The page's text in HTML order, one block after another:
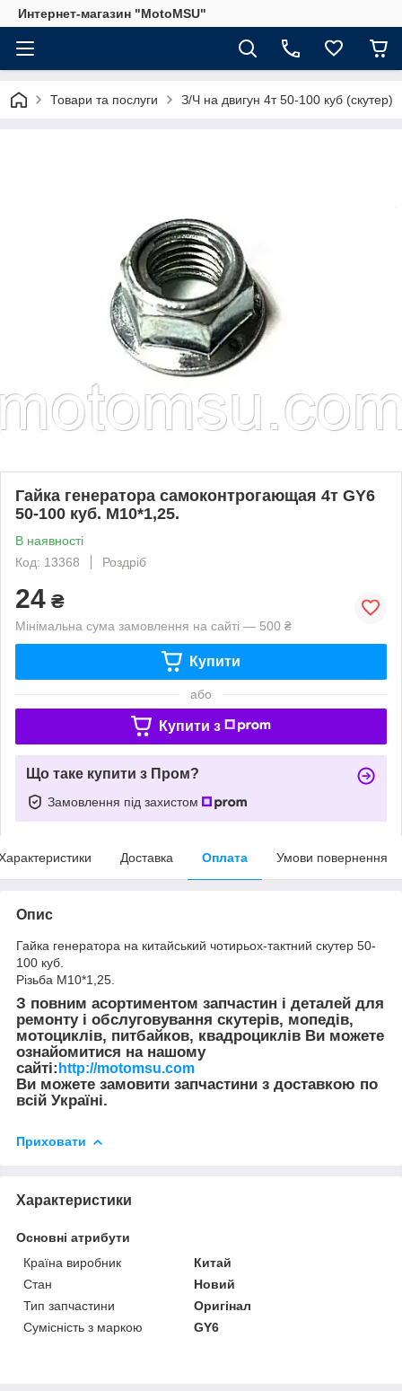
Интернет-магазин "MotoMSU"
Товари та послуги З/Ч на двигун 4т 50-100 куб (скутер)
Гайка генератора самоконтрогающая 4т GY6
50-100 куб. М10*1,25.
В наявності
Код: 13368
Роздріб
24 ₴
Мінімальна сума замовлення на сайті — 500 ₴
Купити
або
Купити з
Що таке купити з Пром?
Замовлення під захистом
Доставка Оплата Умови повернення
Опис
Гайка генератора на китайський чотирьох-тактний скутер 50-
100 куб.
Різьба М10*1,25.
З повним асортиментом запчастин і деталей для
ремонту і обслуговування скутерів, мопедів,
мотоциклів, питбайков, квадроциклів Ви можете
ознайомитися на нашому
сайті: http://motomsu.com
Ви можете замовити запчастини з доставкою по
всій Україні.
Приховати
Характеристики
Основні атрибути
Країна виробник
Китай
Стан
Новий
Тип запчастини
Оригінал
Сумісність з маркою
GY6